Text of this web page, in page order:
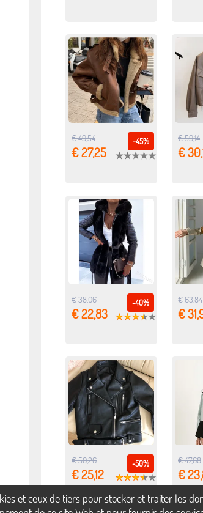
-45%
€ 49,54
€ 27,25
€ 59,14
€
-40%
€ 38,06
€ 22,83
€ 63,84
€
-50%
€ 50,26
€ 25,12
€ 47,68
€
et ceux de tiers pour stocker et traiter les